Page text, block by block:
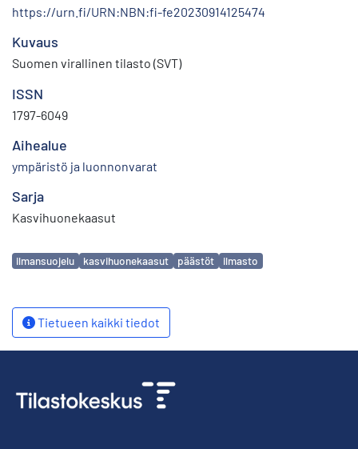
https://urn.fi/URN:NBN:fi-fe20230914125474
Kuvaus
Suomen virallinen tilasto (SVT)
ISSN
1797-6049
Aihealue
ympäristö ja luonnonvarat
Sarja
Kasvihuonekaasut
Avainsanat
ilmansuojelu kasvihuonekaasut päästöt ilmasto
Tietueen kaikki tiedot